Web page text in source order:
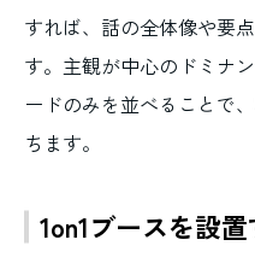
すれば、話の全体像や要
す。主観が中心のドミナ
ードのみを並べることで
ちます。
1on1ブースを設置